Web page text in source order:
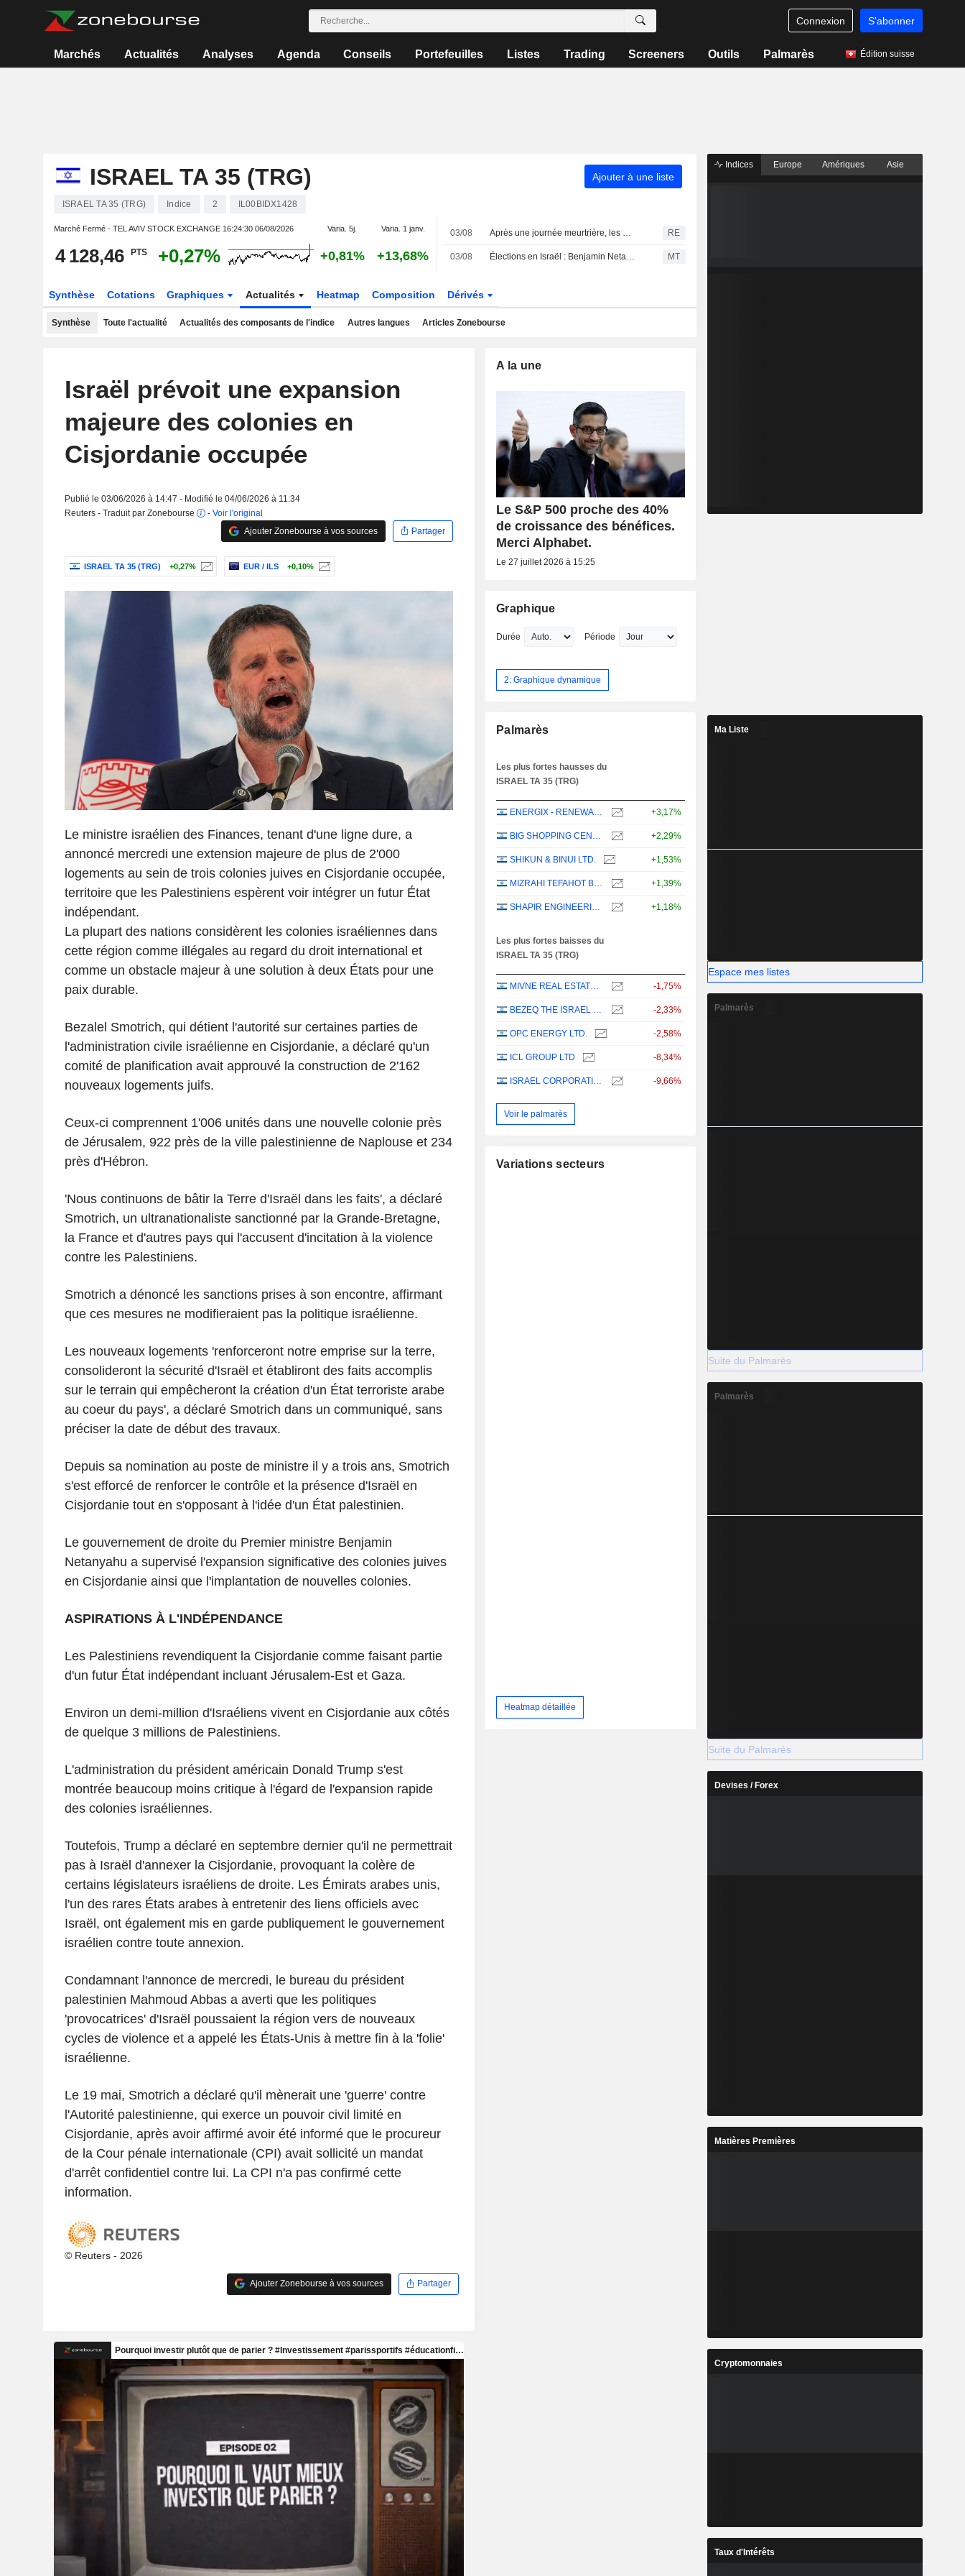
Connexion S'abonner
Marchés Actualités Analyses Agenda Conseils Portefeuilles Listes Trading Screeners Outils Palmarès Édition suisse
ISRAEL TA 35 (TRG) Ajouter à une liste
ISRAEL TA 35 (TRG) Indice 2 IL00BIDX1428
Marché Fermé - TEL AVIV STOCK EXCHANGE 16:24:30 06/08/2026 Varia. 5j. Varia. 1 janv.
4 128,46 PTS +0,27% +0,81% +13,68%
03/08 Après une journée meurtrière, les Gazaouis jugent le plan de Trump en décalage avec la réalité RE
03/08 Élections en Israël : Benjamin Netanyahu sous pression MT
Synthèse Cotations Graphiques Actualités Heatmap Composition Dérivés
Synthèse Toute l'actualité Actualités des composants de l'indice Autres langues Articles Zonebourse
Israël prévoit une expansion
majeure des colonies en
Cisjordanie occupée
Publié le 03/06/2026 à 14:47 - Modifié le 04/06/2026 à 11:34
Reuters - Traduit par Zonebourse
- Voir l'original
Ajouter Zonebourse à vos sources
Partager
ISRAEL TA 35 (TRG) +0,27% EUR / ILS +0,10%
Le ministre israélien des Finances, tenant d'une ligne dure, a
annoncé mercredi une extension majeure de plus de 2'000
logements au sein de trois colonies juives en Cisjordanie occupée,
territoire que les Palestiniens espèrent voir intégrer un futur État
indépendant.
La plupart des nations considèrent les colonies israéliennes dans
cette région comme illégales au regard du droit international et
comme un obstacle majeur à une solution à deux États pour une
paix durable.
Bezalel Smotrich, qui détient l'autorité sur certaines parties de
l'administration civile israélienne en Cisjordanie, a déclaré qu'un
comité de planification avait approuvé la construction de 2'162
nouveaux logements juifs.
Ceux-ci comprennent 1'006 unités dans une nouvelle colonie près
de Jérusalem, 922 près de la ville palestinienne de Naplouse et 234
près d'Hébron.
'Nous continuons de bâtir la Terre d'Israël dans les faits', a déclaré
Smotrich, un ultranationaliste sanctionné par la Grande-Bretagne,
la France et d'autres pays qui l'accusent d'incitation à la violence
contre les Palestiniens.
Smotrich a dénoncé les sanctions prises à son encontre, affirmant
que ces mesures ne modifieraient pas la politique israélienne.
Les nouveaux logements 'renforceront notre emprise sur la terre,
consolideront la sécurité d'Israël et établiront des faits accomplis
sur le terrain qui empêcheront la création d'un État terroriste arabe
au coeur du pays', a déclaré Smotrich dans un communiqué, sans
préciser la date de début des travaux.
Depuis sa nomination au poste de ministre il y a trois ans, Smotrich
s'est efforcé de renforcer le contrôle et la présence d'Israël en
Cisjordanie tout en s'opposant à l'idée d'un État palestinien.
Le gouvernement de droite du Premier ministre Benjamin
Netanyahu a supervisé l'expansion significative des colonies juives
en Cisjordanie ainsi que l'implantation de nouvelles colonies.
ASPIRATIONS À L'INDÉPENDANCE
Les Palestiniens revendiquent la Cisjordanie comme faisant partie
d'un futur État indépendant incluant Jérusalem-Est et Gaza.
Environ un demi-million d'Israéliens vivent en Cisjordanie aux côtés
de quelque 3 millions de Palestiniens.
L'administration du président américain Donald Trump s'est
montrée beaucoup moins critique à l'égard de l'expansion rapide
des colonies israéliennes.
Toutefois, Trump a déclaré en septembre dernier qu'il ne permettrait
pas à Israël d'annexer la Cisjordanie, provoquant la colère de
certains législateurs israéliens de droite. Les Émirats arabes unis,
l'un des rares États arabes à entretenir des liens officiels avec
Israël, ont également mis en garde publiquement le gouvernement
israélien contre toute annexion.
Condamnant l'annonce de mercredi, le bureau du président
palestinien Mahmoud Abbas a averti que les politiques
'provocatrices' d'Israël poussaient la région vers de nouveaux
cycles de violence et a appelé les États-Unis à mettre fin à la 'folie'
israélienne.
Le 19 mai, Smotrich a déclaré qu'il mènerait une 'guerre' contre
l'Autorité palestinienne, qui exerce un pouvoir civil limité en
Cisjordanie, après avoir affirmé avoir été informé que le procureur
de la Cour pénale internationale (CPI) avait sollicité un mandat
d'arrêt confidentiel contre lui. La CPI n'a pas confirmé cette
information.
© Reuters - 2026
Ajouter Zonebourse à vos sources Partager
A la une
Le S&P 500 proche des 40%
de croissance des bénéfices.
Merci Alphabet.
Le 27 juillet 2026 à 15:25
Graphique
Durée Période
2: Graphique dynamique
Palmarès
Les plus fortes hausses du
ISRAEL TA 35 (TRG)
ENERGIX - RENEWABLE ENERGIES LTD. +3,17%
BIG SHOPPING CENTERS LTD +2,29%
SHIKUN & BINUI LTD. +1,53%
MIZRAHI TEFAHOT BANK LTD. +1,39%
SHAPIR ENGINEERING AND INDUSTRY LTD +1,18%
Les plus fortes baisses du
ISRAEL TA 35 (TRG)
MIVNE REAL ESTATE (K.D) LTD -1,75%
BEZEQ THE ISRAEL TELECOMMUNICATION CORP. LTD -2,33%
OPC ENERGY LTD. -2,58%
ICL GROUP LTD -8,34%
ISRAEL CORPORATION LTD -9,66%
Voir le palmarès
Variations secteurs
Heatmap détaillée
Indices Europe Amériques Asie
Ma Liste
Espace mes listes
Palmarès
Suite du Palmarès
Palmarès
Suite du Palmarès
Devises / Forex
Matières Premières
Cryptomonnaies
Taux d'Intérêts